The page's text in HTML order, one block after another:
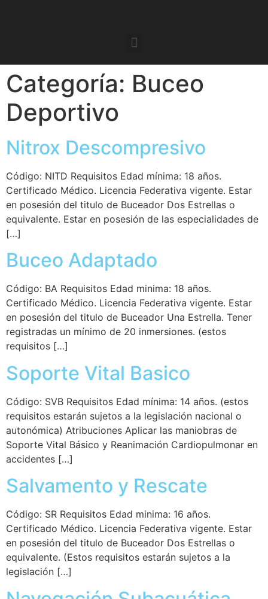
Categoría: Buceo
Deportivo
Nitrox Descompresivo
Código: NITD Requisitos Edad mínima: 18 años.
Certificado Médico. Licencia Federativa vigente. Estar
en posesión del titulo de Buceador Dos Estrellas o
equivalente. Estar en posesión de las especialidades de
[…]
Buceo Adaptado
Código: BA Requisitos Edad minima: 18 años.
Certificado Médico. Licencia Federativa vigente. Estar
en posesión del titulo de Buceador Una Estrella. Tener
registradas un mínimo de 20 inmersiones. (estos
requisitos […]
Soporte Vital Basico
Código: SVB Requisitos Edad mínima: 14 años. (estos
requisitos estarán sujetos a la legislación nacional o
autonómica) Atribuciones Aplicar las maniobras de
Soporte Vital Básico y Reanimación Cardiopulmonar en
accidentes […]
Salvamento y Rescate
Código: SR Requisitos Edad minima: 16 años.
Certificado Médico. Licencia Federativa vigente. Estar
en posesión del titulo de Buceador Dos Estrellas o
equivalente. (Estos requisitos estarán sujetos a la
legislación […]